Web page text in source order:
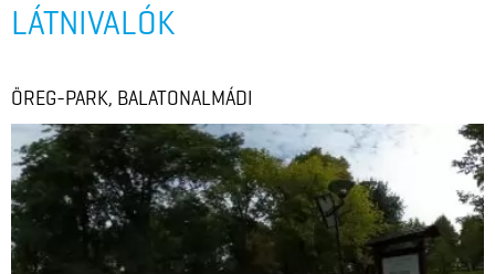
LÁTNIVALÓK
ÖREG-PARK, BALATONALMÁDI